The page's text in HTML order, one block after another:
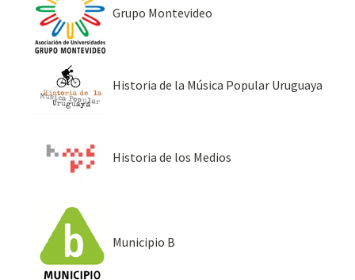
Grupo Montevideo
Historia de la Música Popular Uruguaya
Historia de los Medios
Municipio B